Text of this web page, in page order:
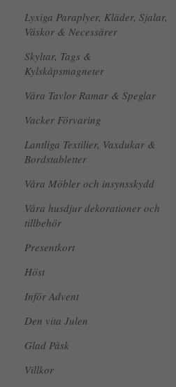
Lyxiga Paraplyer, Kläder, Sjalar,
Väskor & Necessärer
Skyltar, Tags &
Kylskåpsmagneter
Våra Tavlor Ramar & Speglar
Vacker Förvaring
Lantliga Textilier, Vaxdukar &
Bordstabletter
Våra Möbler och insynsskydd
Våra husdjur dekorationer och
tillbehör
Presentkort
Höst
Inför Advent
Den vita Julen
Glad Påsk
Villkor